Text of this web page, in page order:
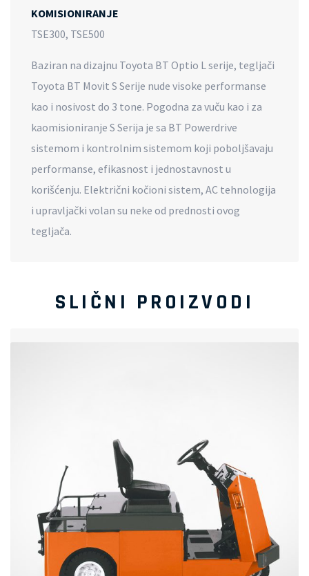
KOMISIONIRANJE
TSE300, TSE500
Baziran na dizajnu Toyota BT Optio L serije, tegljači
Toyota BT Movit S Serije nude visoke performanse
kao i nosivost do 3 tone. Pogodna za vuču kao i za
kaomisioniranje S Serija je sa BT Powerdrive
sistemom i kontrolnim sistemom koji poboljšavaju
performanse, efikasnost i jednostavnost u
korišćenju. Električni kočioni sistem, AC tehnologija
i upravljački volan su neke od prednosti ovog
tegljača.
SLIČNI PROIZVODI